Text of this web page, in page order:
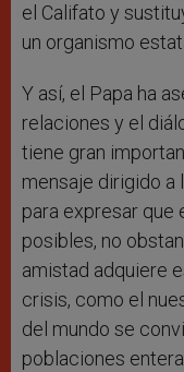
el Califato y
un organismo
Y así, el Papa ha
relaciones y el
tiene gran
mensaje dirigido
para expresar que
posibles, no
amistad adquiere
crisis, como el
del mundo se
poblaciones